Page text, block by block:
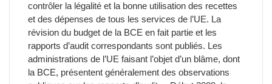
contrôler la légalité et la bonne utilisation des recettes
et des dépenses de tous les services de l’UE. La
révision du budget de la BCE en fait partie et les
rapports d’audit correspondants sont publiés. Les
administrations de l’UE faisant l’objet d’un blâme, dont
la BCE, présentent généralement des observations